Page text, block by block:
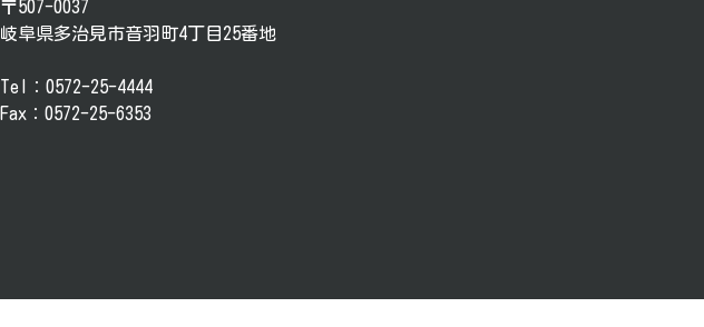
〒507-0037
岐阜県多治見市音羽町4丁目25番地
Tel：0572-25-4444
Fax：0572-25-6353